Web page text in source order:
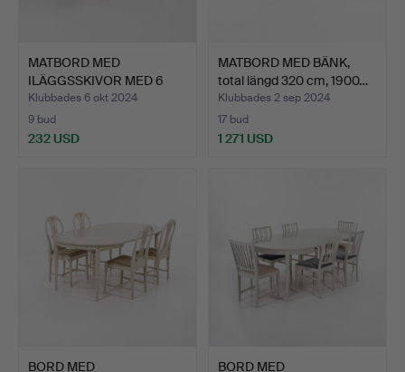
MATBORD MED
ILÄGGSSKIVOR MED 6
STOLAR, "Ax…
Klubbades 6 okt 2024
9 bud
232 USD
MATBORD MED BÄNK,
total längd 320 cm, 1900…
Klubbades 2 sep 2024
17 bud
1 271 USD
BORD MED
BORD MED